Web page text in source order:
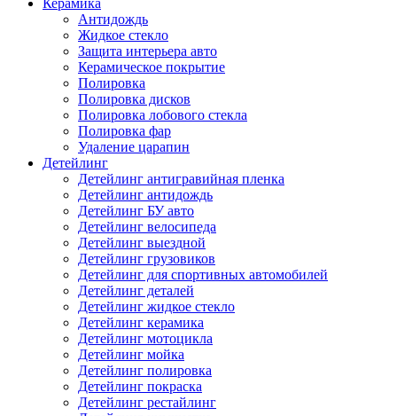
Керамика
Антидождь
Жидкое стекло
Защита интерьера авто
Керамическое покрытие
Полировка
Полировка дисков
Полировка лобового стекла
Полировка фар
Удаление царапин
Детейлинг
Детейлинг антигравийная пленка
Детейлинг антидождь
Детейлинг БУ авто
Детейлинг велосипеда
Детейлинг выездной
Детейлинг грузовиков
Детейлинг для спортивных автомобилей
Детейлинг деталей
Детейлинг жидкое стекло
Детейлинг керамика
Детейлинг мотоцикла
Детейлинг мойка
Детейлинг полировка
Детейлинг покраска
Детейлинг рестайлинг